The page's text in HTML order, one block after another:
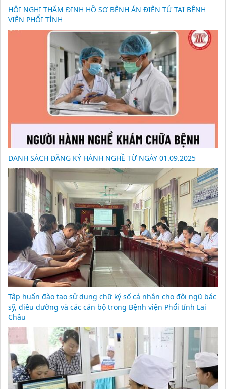
HỘI NGHỊ THẨM ĐỊNH HỒ SƠ BỆNH ÁN ĐIỆN TỬ TẠI BỆNH
VIỆN PHỔI TỈNH
DANH SÁCH ĐĂNG KÝ HÀNH NGHỀ TỪ NGÀY 01.09.2025
Tập huấn đào tạo sử dụng chữ ký số cá nhân cho đội ngũ bác
sỹ, điều dưỡng và các cán bộ trong Bệnh viện Phổi tỉnh Lai
Châu